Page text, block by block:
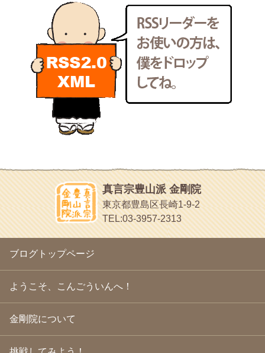
2011年7月(18)
2011年6月
2011年5月
(15)
2011年4月(17)
2011年3月(15)
2011年2月
2011年1月(22)
2010年12月(21)
2010年11月
2010年10月(13)
(16)
2010年6月(18)
2010年5月(22)
2010年4月(25)
2010年3月
(22)
2010年2月(23)
2010年1月(23)
(18)
2009年11月
(20)
2009年10月(20)
2009年9月 (20)
2009年6月(22)
2009年5月(20)
2009年4月
(24)
新聞屋の道具箱
新聞社で使われる用語の解説など
makotoさんの御符内巡礼記
東京の巡礼記です
POLYHEDON
いろいろなことが書いてあるよ
bunchan
あちこち行って！
目白鍼灸院
日本人の繊細な体質にあわせた、やさしく気持ちよい鍼灸治療で
ほうげん日記
放言じゃなくて和尚さんの名前だよ
面白いサイトみつけたよ。
ヘェ～という感じ
chocolab.Air♪DIALY
ラブラドールのワンちゃんがかわいいよ
真言宗豊山派 金剛院
東京都豊島区長崎1-9-2
TEL:03-3957-2313
ブログトップページ
ようこそ、こんごういんへ！
金剛院について